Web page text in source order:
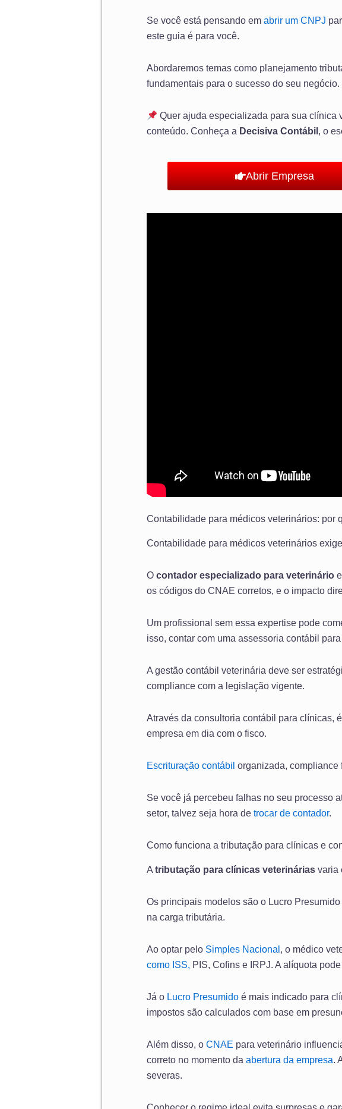
Se você está pensando em abrir um CNPJ
este guia é para você.
Abordaremos temas como planejamento
fundamentais para o sucesso do seu negócio.
Quer ajuda especializada para sua clínica
conteúdo. Conheça a Decisiva Contábil , o
Abrir Empresa
Contabilidade para médicos veterinários: por
Contabilidade para médicos veterinários
O contador especializado para veterinário
os códigos do CNAE corretos, e o impacto
Um profissional sem essa expertise pode
isso, contar com uma assessoria contábil
A gestão contábil veterinária deve ser
compliance com a legislação vigente.
Através da consultoria contábil para clínicas,
empresa em dia com o fisco.
Escrituração contábil organizada, compliance
Se você já percebeu falhas no seu processo
setor, talvez seja hora de trocar de contador.
Como funciona a tributação para clínicas e
A tributação para clínicas veterinárias varia
Os principais modelos são o Lucro Presumido
na carga tributária.
Ao optar pelo Simples Nacional , o médico
como ISS, PIS, Cofins e IRPJ. A alíquota
Já o Lucro Presumido é mais indicado para
impostos são calculados com base em
Além disso, o CNAE para veterinário
correto no momento da abertura da empresa.
severas.